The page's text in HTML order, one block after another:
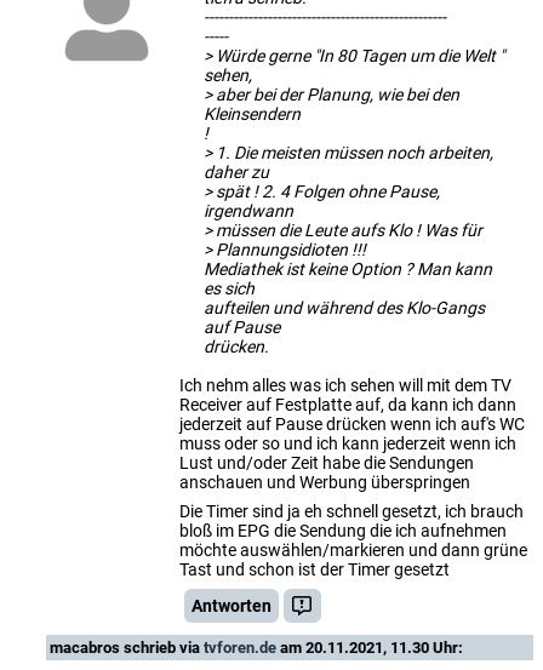
--------------------------------------------------
-----
> Würde gerne "In 80 Tagen um die Welt "
sehen,
> aber bei der Planung, wie bei den
Kleinsendern
!
> 1. Die meisten müssen noch arbeiten,
daher zu
> spät ! 2. 4 Folgen ohne Pause,
irgendwann
> müssen die Leute aufs Klo ! Was für
> Plannungsidioten !!!
Mediathek ist keine Option ? Man kann
es sich
aufteilen und während des Klo-Gangs
auf Pause
drücken.
Ich nehm alles was ich sehen will mit dem TV
Receiver auf Festplatte auf, da kann ich dann
jederzeit auf Pause drücken wenn ich auf's WC
muss oder so und ich kann jederzeit wenn ich
Lust und/oder Zeit habe die Sendungen
anschauen und Werbung überspringen
Die Timer sind ja eh schnell gesetzt, ich brauch
bloß im EPG die Sendung die ich aufnehmen
möchte auswählen/markieren und dann grüne
Tast und schon ist der Timer gesetzt
Antworten
macabros schrieb via tvforen.de am 20.11.2021, 11.30 Uhr: